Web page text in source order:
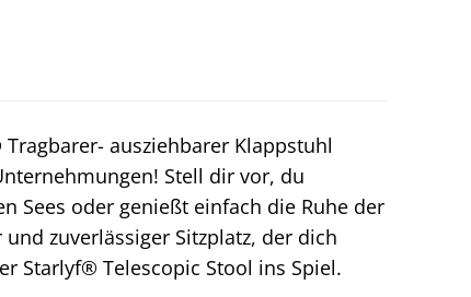
ausziehbarer Klappstuhl
Stell dir vor, du
Sees oder genießt einfach die Ruhe der
zuverlässiger Sitzplatz, der dich
Starlyf® Telescopic Stool ins Spiel.